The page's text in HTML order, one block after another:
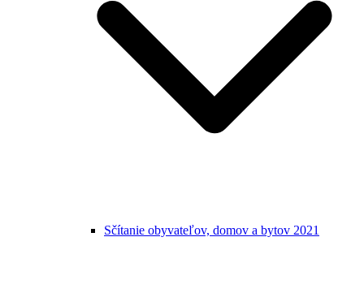
Sčítanie obyvateľov, domov a bytov 2021